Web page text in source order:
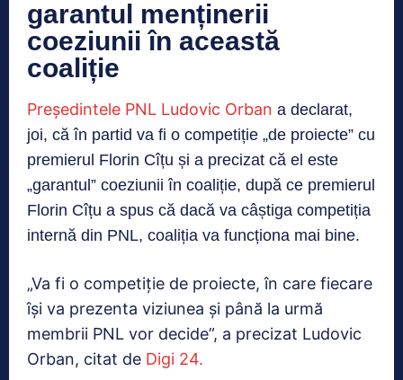
garantul menținerii
coeziunii în această
coaliție
Președintele PNL Ludovic Orban a declarat,
joi, că în partid va fi o competiție „de proiecte” cu
premierul Florin Cîțu și a precizat că el este
„garantul” coeziunii în coaliție, după ce premierul
Florin Cîțu a spus că dacă va câștiga competiția
internă din PNL, coaliția va funcționa mai bine.
„Va fi o competiție de proiecte, în care fiecare
își va prezenta viziunea și până la urmă
membrii PNL vor decide”, a precizat Ludovic
Orban, citat de Digi 24.